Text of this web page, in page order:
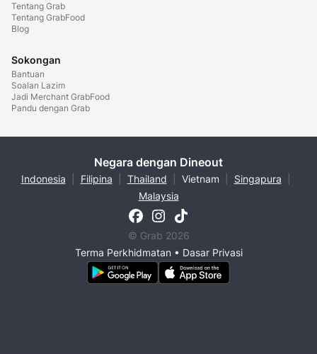
Tentang Grab
Tentang GrabFood
Blog
Sokongan
Bantuan
Soalan Lazim
Jadi Merchant GrabFood
Pandu dengan Grab
Negara dengan Dineout
Indonesia Filipina Thailand Vietnam Singapura
Malaysia
© Grab 2026
Terma Perkhidmatan• Dasar Privasi